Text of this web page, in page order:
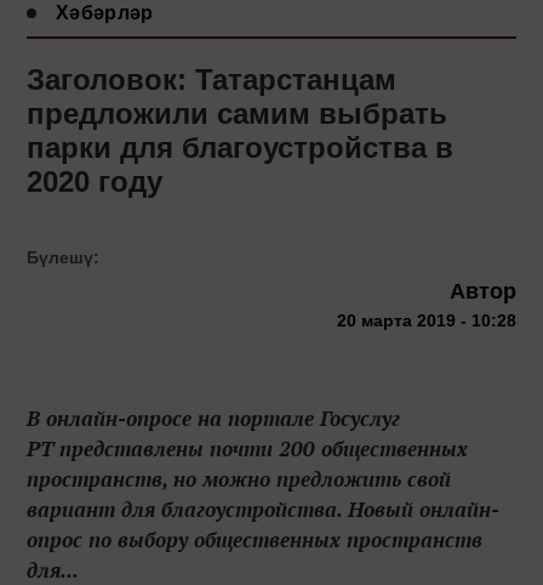
Хәбәрләр
Заголовок: Татарстанцам
предложили самим выбрать
парки для благоустройства в
2020 году
Бүлешү:
Автор
20 марта 2019 - 10:28
В онлайн-опросе на портале Госуслуг
РТ представлены почти 200 общественных
пространств, но можно предложить свой
вариант для благоустройства. Новый онлайн-
опрос по выбору общественных пространств
для...